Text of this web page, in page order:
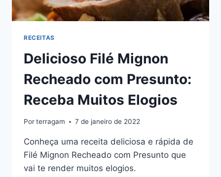
RECEITAS
Delicioso Filé Mignon
Recheado com Presunto:
Receba Muitos Elogios
Porterragam 7 de janeiro de 2022
Conheça uma receita deliciosa e rápida de
Filé Mignon Recheado com Presunto que
vai te render muitos elogios.